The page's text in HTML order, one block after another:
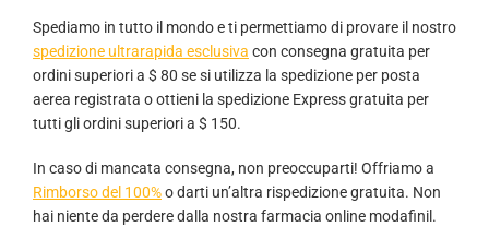
Spediamo in tutto il mondo e ti permettiamo di provare il nostro
spedizione ultrarapida esclusiva con consegna gratuita per
ordini superiori a $ 80 se si utilizza la spedizione per posta
aerea registrata o ottieni la spedizione Express gratuita per
tutti gli ordini superiori a $ 150.
In caso di mancata consegna, non preoccuparti! Offriamo a
Rimborso del 100%o darti un’altra rispedizione gratuita. Non
hai niente da perdere dalla nostra farmacia online modafinil.